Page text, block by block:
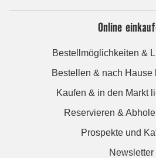
Online
Bestellmöglichkeiten &
Bestellen & nach Hause
Kaufen & in den Markt
Reservieren &
Prospekte und
Newsletter